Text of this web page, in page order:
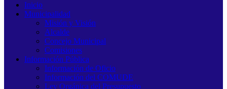
Inicio
Municipalidad
Misión y Visión
Alcalde
Concejo Municipal
Comisiones
Información Pública
Información de Oficio
Información del COMUDE
Ley Orgánica del Presupuesto